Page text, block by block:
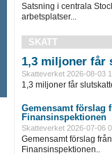
Satsning i centrala
arbetsplatser...
SKATT
1,3 miljoner får
Skatteverket 2026-08-03
1,3 miljoner får
Gemensamt förslag
Finansinspektionen
Skatteverket 2026-07-06
Gemensamt förslag
Finansinspektionen..